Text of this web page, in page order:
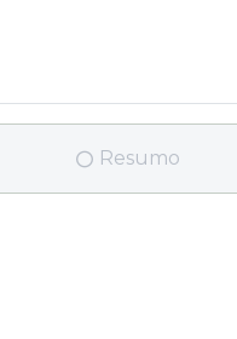
Resumo